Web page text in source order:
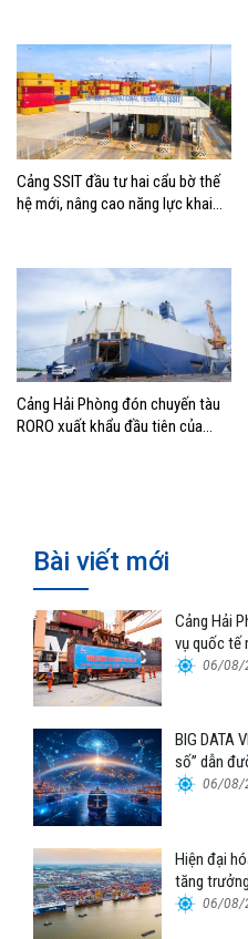
Cảng SSIT đầu tư hai cẩu bờ thế
hệ mới, nâng cao năng lực khai
Cảng Hải Phòng đón chuyến tàu
RORO xuất khẩu đầu tiên của
Bài viết mới
Cảng Hải
vụ quốc tế
06/08/
BIG DATA
số” dẫn
06/08/
Hiện đại
tăng
06/08/